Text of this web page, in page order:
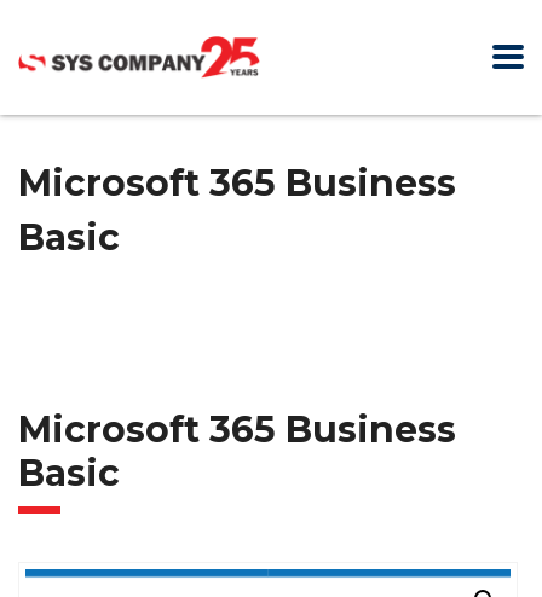
Microsoft 365 Business
Basic
Microsoft 365 Business
Basic